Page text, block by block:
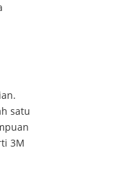
satu
3M